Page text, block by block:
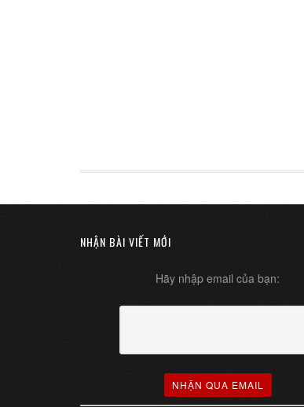
NHẬN BÀI VIẾT MỚI
Hãy nhập email của bạn: